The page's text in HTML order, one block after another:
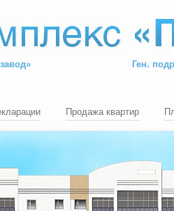
Ген.
Продажа квартир